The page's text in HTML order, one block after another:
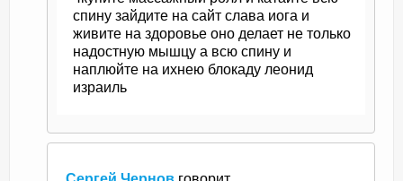
спину зайдите на сайт слава иога и
живите на здоровье оно делает не только
надостную мышцу а всю спину и
наплюйте на ихнею блокаду леонид
израиль